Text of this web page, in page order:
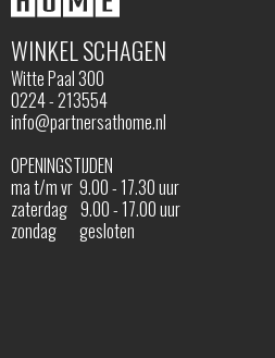
WINKEL SCHAGEN
Witte Paal 300
0224 - 213554
info@partnersathome.nl
OPENINGSTIJDEN
ma t/m vr 9.00 - 17.30 uur
zaterdag 9.00 - 17.00 uur
zondag gesloten